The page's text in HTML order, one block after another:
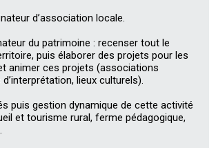
d’association locale.
du patrimoine : recenser tout le
puis élaborer des projets pour les
animer ces projets (associations
lieux culturels).
puis gestion dynamique de cette activité
et tourisme rural, ferme pédagogique,